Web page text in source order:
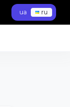
ua ru